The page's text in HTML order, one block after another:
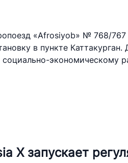
«Afrosiyob» № 768/
в пункте Каттакурган.
экономическому
X запускает